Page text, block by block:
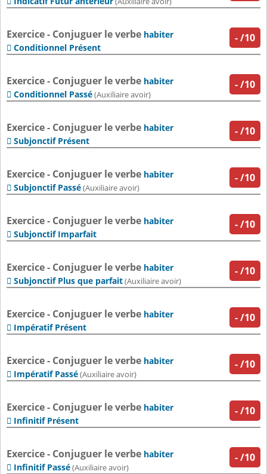
-/10
Exercice - Conjuguer le verbe habiter
 Conditionnel Présent
-/10
Exercice - Conjuguer le verbe habiter
 Conditionnel Passé(Auxiliaire avoir)
-/10
Exercice - Conjuguer le verbe habiter
 Subjonctif Présent
-/10
Exercice - Conjuguer le verbe habiter
 Subjonctif Passé(Auxiliaire avoir)
-/10
Exercice - Conjuguer le verbe habiter
 Subjonctif Imparfait
-/10
Exercice - Conjuguer le verbe habiter
 Subjonctif Plus que parfait(Auxiliaire avoir)
-/10
Exercice - Conjuguer le verbe habiter
 Impératif Présent
-/10
Exercice - Conjuguer le verbe habiter
 Impératif Passé(Auxiliaire avoir)
-/10
Exercice - Conjuguer le verbe habiter
 Infinitif Présent
-/10
Exercice - Conjuguer le verbe habiter
 Infinitif Passé(Auxiliaire avoir)